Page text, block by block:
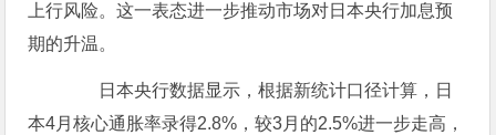
上行风险。这一表态进一步推动市场对日本央行加息预
期的升温。
日本央行数据显示，根据新统计口径计算，日
本4月核心通胀率录得2.8%，较3月的2.5%进一步走高，